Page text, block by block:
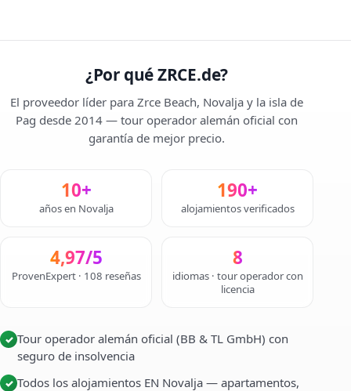
¿Por qué ZRCE.de?
El proveedor líder para Zrce Beach, Novalja y la isla de
Pag desde 2014 — tour operador alemán oficial con
garantía de mejor precio.
10+
años en Novalja
190+
alojamientos verificados
4,97/5
ProvenExpert · 108 reseñas
8
idiomas · tour operador con
licencia
✓ Tour operador alemán oficial (BB & TL GmbH) con
seguro de insolvencia
✓ Todos los alojamientos EN Novalja — apartamentos,